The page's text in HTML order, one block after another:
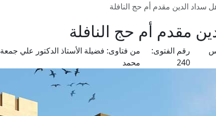
سداد الدين مقدم أم حج النافلة
مقدم أم حج النافلة
رقم الفتوى:
240
من فتاوى: فضيلة الأستاذ الدكتور علي جمعة
محمد